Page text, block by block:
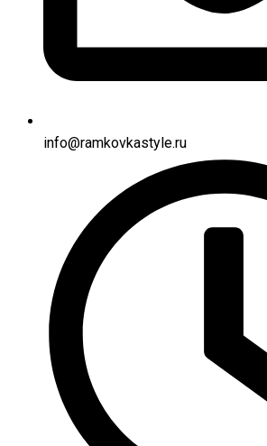
info@ramkovkastyle.ru